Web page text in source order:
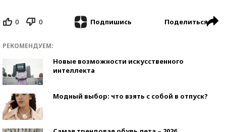
0 0 Подпишись Поделиться
РЕКОМЕНДУЕМ:
Новые возможности искусственного
интеллекта
Модный выбор: что взять с собой в отпуск?